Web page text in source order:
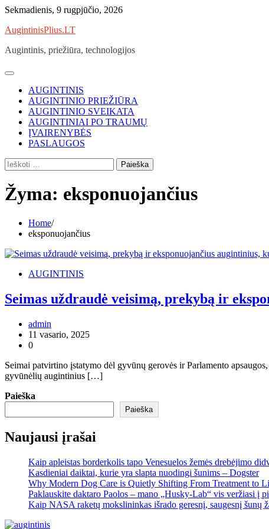
Skip
content
Sekmadienis, 9 rugpjūčio, 2026
AugintinisPlius.LT
Augintinis, priežiūra, technologijos
AUGINTINIS
AUGINTINIO PRIEŽIŪRA
AUGINTINIO SVEIKATA
AUGINTINIAI PO TRAUMŲ
ĮVAIRENYBĖS
PASLAUGOS
Ieškoti:
Žyma: eksponuojančius
Home
eksponuojančius
AUGINTINIS
Seimas uždraudė veisimą, prekybą ir
admin
11 vasario, 2025
0
Seimai patvirtino įstatymo dėl gyvūnų gerovės ir Parlamento
gyvūnėlių augintinius […]
Paieška
Paieška
Naujausi įrašai
Kaip apleistas borderkolis tapo Venesuelos žemės drebėjimo
Kasdieniai daiktai, kurie yra slapta nuodingi šunims – Dogster
Why Modern Dog Care is Quietly Shifting From Treatment to
Paklauskite daktaro Paolos – mano „Husky-Lab“ vis veržiasi į
Kaip NASA raketų mokslininkas išrado geresnį, saugesnį šunų